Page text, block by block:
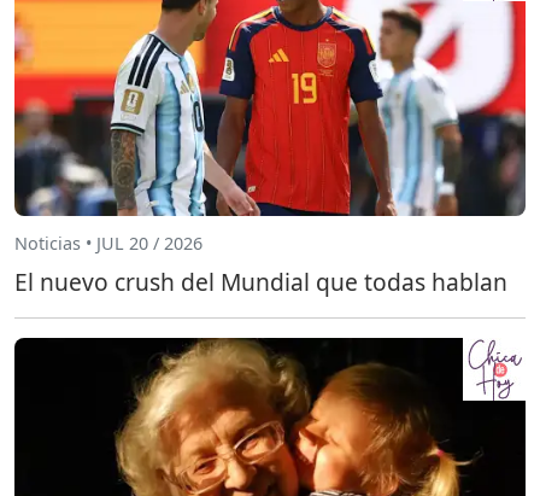
Noticias • JUL 20 / 2026
El nuevo crush del Mundial que todas hablan